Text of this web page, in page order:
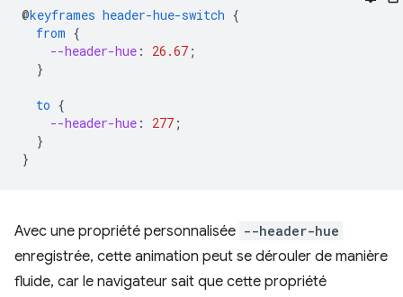
@keyframes header-hue-switch {
from {
--header-hue : 26.67 ;
}
to {
--header-hue : 277 ;
}
}
Avec une propriété personnalisée --header-hue
enregistrée, cette animation peut se dérouler de manière
fluide, car le navigateur sait que cette propriété